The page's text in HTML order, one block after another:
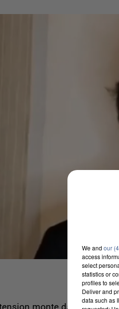
We and our
access
select
statistics or
profiles to
Deliver and
data such as